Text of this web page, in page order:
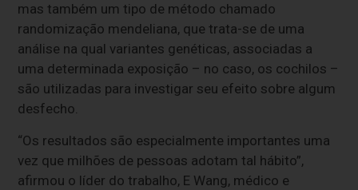
mas também um tipo de método chamado
randomização mendeliana, que trata-se de uma
análise na qual variantes genéticas, associadas a
uma determinada exposição – no caso, os cochilos –
são utilizadas para investigar seu efeito sobre algum
desfecho.
“Os resultados são especialmente importantes uma
vez que milhões de pessoas adotam tal hábito”,
afirmou o líder do trabalho, E Wang, médico e